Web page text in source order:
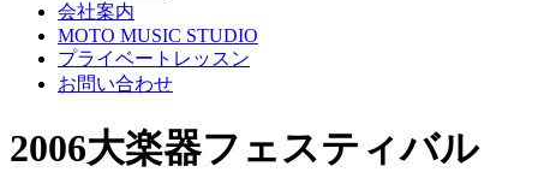
会社案内
MOTO MUSIC STUDIO
プライベートレッスン
お問い合わせ
2006大楽器フェスティバル